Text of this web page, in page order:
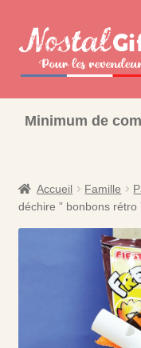
Aller
à
Aller
au
contenu
Bisounours
Minimum de
Accueil Famille
déchire ” bonbons